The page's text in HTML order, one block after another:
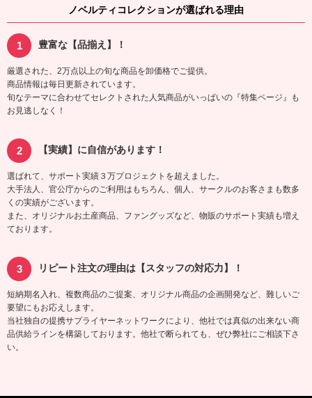
ノベルティコレクションが選ばれる理由
豊富な【品揃え】！
厳選された、2万点以上の旬な商品を卸価格でご提供。
商品情報は毎日更新されています。
旬なテーマに合わせてセレクトされた人気商品がいっぱいの『特集ページ』も
お見逃しなく！
【実績】に自信があります！
選ばれて、サポート実績３万プロジェクトを超えました。
大手法人、官公庁からのご利用はもちろん、個人、サークルのお客さまも数多
くの実績がございます。
また、オリジナルお土産商品、ファングッズなど、物販のサポート実績も増え
ております。
リピート注文の理由は【スタッフの対応力】！
短納期名入れ、複数商品のご提案、オリジナル商品の企画開発など、難しいご
要望にもお応えします。
当社独自の提携サプライヤーネットワークにより、他社では真似の出来ない商
品供給ラインを構築しております。他社で断られても、ぜひ弊社にご相談下さ
い。